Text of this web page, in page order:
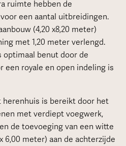
ruimte hebben de
een aantal uitbreidingen.
(4,20 x8,20 meter)
met 1,20 meter verlengd.
optimaal benut door de
een royale en open indeling is
herenhuis is bereikt door het
met verdiept voegwerk,
de toevoeging van een witte
6,00 meter) aan de achterzijde